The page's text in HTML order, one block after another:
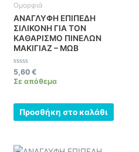
Ομορφιά
ΑΝΑΓΛΥΦΗ ΕΠΙΠΕΔΗ
ΣΙΛΙΚΟΝΗ ΓΙΑ ΤΟΝ
ΚΑΘΑΡΙΣΜΟ ΠΙΝΕΛΩΝ
ΜΑΚΙΓΙΑΖ – ΜΩΒ
Βαθμολογήθηκε
με
0
5,60 €
Σε απόθεμα
Προσθήκη στο καλάθι